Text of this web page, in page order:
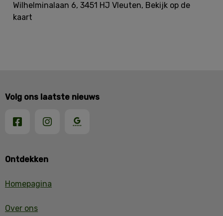
Wilhelminalaan 6, 3451 HJ Vleuten, Bekijk op de
kaart
Ontdekken
Homepagina
Over ons
Volg ons laatste nieuws